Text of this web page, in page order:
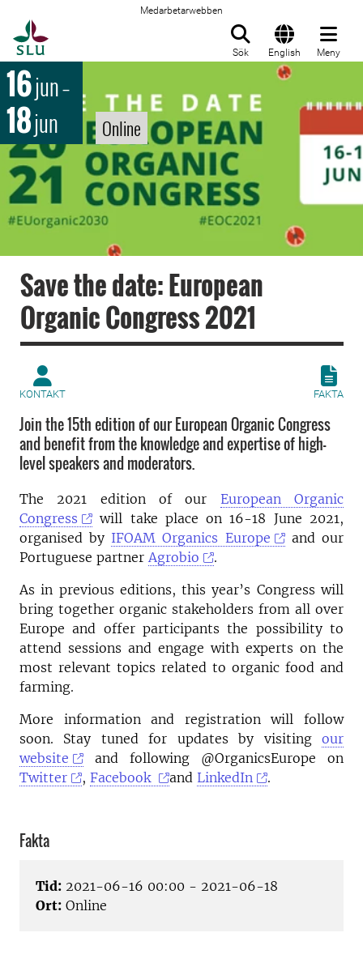
Medarbetarwebben
Sök English Meny
16jun–
18jun Online
Save the date: European
Organic Congress 2021
KONTAKT FAKTA
Join the 15th edition of our European Organic Congress
and benefit from the knowledge and expertise of high-
level speakers and moderators.
The 2021 edition of our European Organic
Congress
will take place on 16-18 June 2021,
organised by IFOAM Organics Europe
and our
Portuguese partner Agrobio
.
As in previous editions, this year’s Congress will
bring together organic stakeholders from all over
Europe and offer participants the possibility to
attend sessions and engage with experts on the
most relevant topics related to organic food and
farming.
More information and registration will follow
soon. Stay tuned for updates by visiting our
website
and following @OrganicsEurope on
Twitter
,Facebook and LinkedIn .
Fakta
Tid: 2021-06-16 00:00 - 2021-06-18
Ort: Online